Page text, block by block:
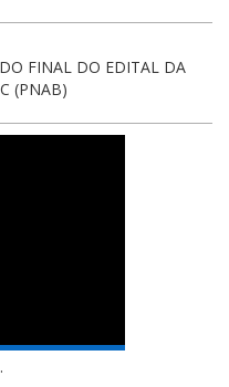
FINAL DO EDITAL DA
(PNAB)